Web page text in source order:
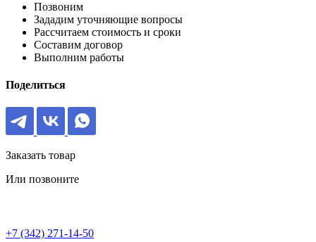
Позвоним
Зададим уточняющие вопросы
Рассчитаем стоимость и сроки
Составим договор
Выполним работы
Поделиться
Заказать товар
Или позвоните
+7 (342) 271-14-50